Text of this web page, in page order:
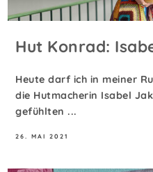
Hut Konrad:
Heute darf ich in meiner
die Hutmacherin Isabel
gefühlten ...
26. MAI 2021